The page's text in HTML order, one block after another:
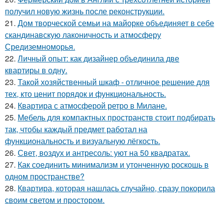
получил новую жизнь после реконструкции.
21. Дом творческой семьи на майорке объединяет в себе
скандинавскую лаконичность и атмосферу
Средиземноморья.
22. Личный опыт: как дизайнер объединила две
квартиры в одну.
23. Такой хозяйственный шкаф - отличное решение для
тех, кто ценит порядок и функциональность.
24. Квартира с атмосферой ретро в Милане.
25. Мебель для компактных пространств стоит подбирать
так, чтобы каждый предмет работал на
функциональность и визуальную лёгкость.
26. Свет, воздух и антресоль: уют на 50 квадратах.
27. Как соединить минимализм и утонченную роскошь в
одном пространстве?
28. Квартира, которая нашлась случайно, сразу покорила
своим светом и простором.